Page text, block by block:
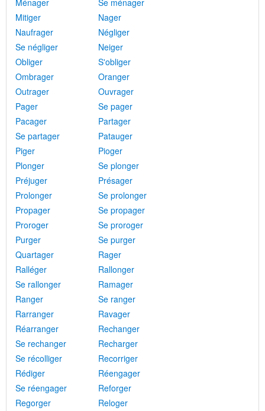
Ménager
Se ménager
Mitiger
Nager
Naufrager
Négliger
Se négliger
Neiger
Obliger
S'obliger
Ombrager
Oranger
Outrager
Ouvrager
Pager
Se pager
Pacager
Partager
Se partager
Patauger
Piger
Pioger
Plonger
Se plonger
Préjuger
Présager
Prolonger
Se prolonger
Propager
Se propager
Proroger
Se proroger
Purger
Se purger
Quartager
Rager
Ralléger
Rallonger
Se rallonger
Ramager
Ranger
Se ranger
Rarranger
Ravager
Réarranger
Rechanger
Se rechanger
Recharger
Se récolliger
Recorriger
Rédiger
Réengager
Se réengager
Reforger
Regorger
Reloger